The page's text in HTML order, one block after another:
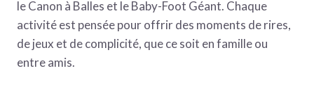
le Canon à Balles et le Baby-Foot Géant. Chaque
activité est pensée pour offrir des moments de rires,
de jeux et de complicité, que ce soit en famille ou
entre amis.